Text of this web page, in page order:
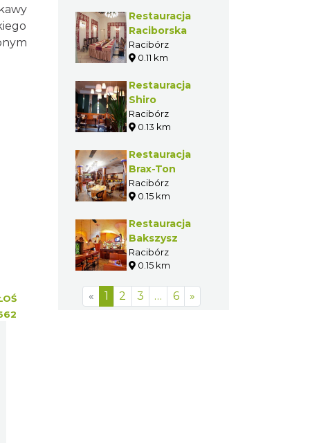
Restauracja
Raciborska
Racibórz
0.11 km
Restauracja
Shiro
Racibórz
0.13 km
Restauracja
Brax-Ton
Racibórz
0.15 km
Restauracja
Bakszysz
Racibórz
0.15 km
« 1 2 3 … 6 »